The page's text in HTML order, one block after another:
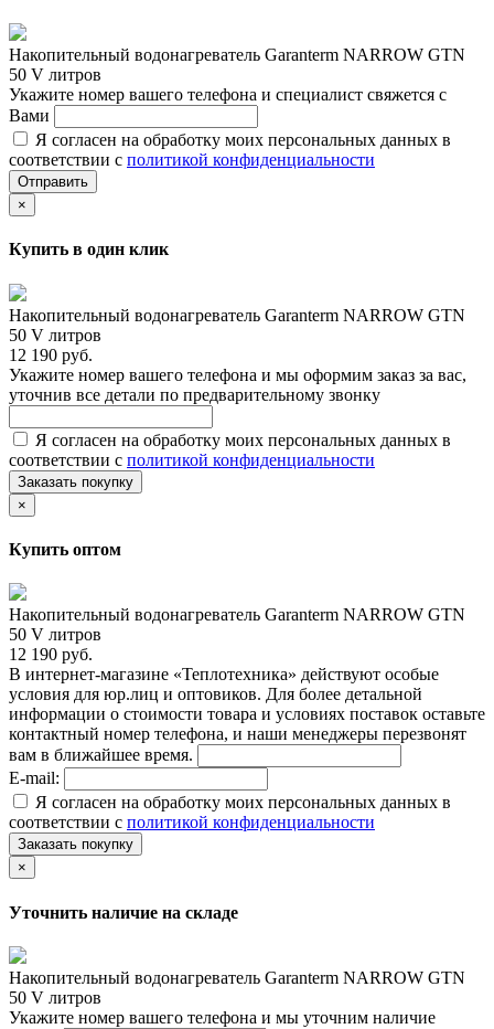
Накопительный водонагреватель Garanterm NARROW GTN
50 V литров
Укажите номер вашего телефона и специалист свяжется с
Вами
Я согласен на обработку моих персональных данных в
соответствии с политикой конфиденциальности
Отправить
×
Купить в один клик
Накопительный водонагреватель Garanterm NARROW GTN
50 V литров
12 190 руб.
Укажите номер вашего телефона и мы оформим заказ за вас,
уточнив все детали по предварительному звонку
Я согласен на обработку моих персональных данных в
соответствии с политикой конфиденциальности
Заказать покупку
×
Купить оптом
Накопительный водонагреватель Garanterm NARROW GTN
50 V литров
12 190 руб.
В интернет-магазине «Теплотехника» действуют особые
условия для юр.лиц и оптовиков. Для более детальной
информации о стоимости товара и условиях поставок оставьте
контактный номер телефона, и наши менеджеры перезвонят
вам в ближайшее время.
E-mail:
Я согласен на обработку моих персональных данных в
соответствии с политикой конфиденциальности
Заказать покупку
×
Уточнить наличие на складе
Накопительный водонагреватель Garanterm NARROW GTN
50 V литров
Укажите номер вашего телефона и мы уточним наличие